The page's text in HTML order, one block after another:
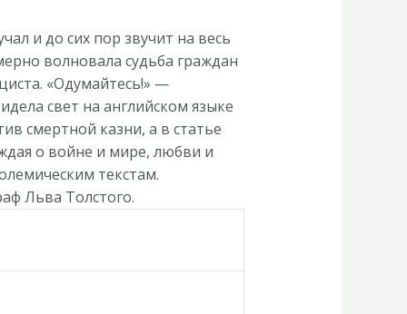
и до сих пор звучит на весь
волновала судьба граждан
«Одумайтесь!» —
свет на английском языке
смертной казни, а в статье
о войне и мире, любви и
текстам.
Льва Толстого.